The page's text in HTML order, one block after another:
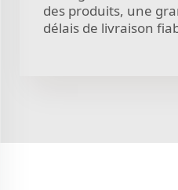
des produits, une
délais de livraison